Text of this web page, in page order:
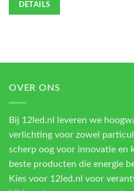
DETAILS
OVER ONS
Bij 12led.nl leveren we
verlichting voor zowel
scherp oog voor innovatie en
beste producten die energie
Kies voor 12led.nl voor